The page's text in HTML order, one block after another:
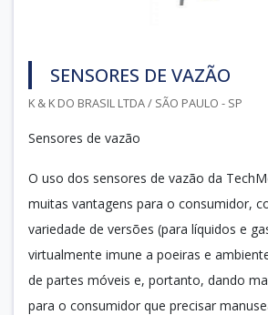
SENSORES DE VAZÃO
K & K DO BRASIL LTDA / SÃO PAULO - SP
Sensores de vazão
O uso dos sensores de vazão da
muitas vantagens para o consumidor,
variedade de versões (para líquidos e
virtualmente imune a poeiras e
de partes móveis e, portanto, dando
para o consumidor que precisar